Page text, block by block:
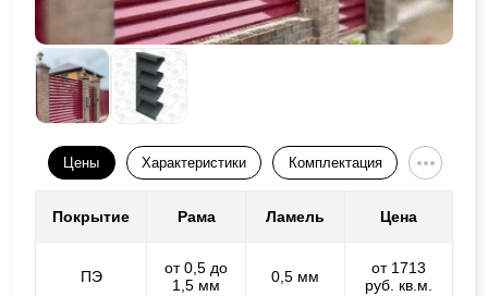
Цены Характеристики Комплектация
Покрытие Рама Ламель Цена
ПЭ
от 0,5 до
1,5 мм
0,5 мм
от 1713
руб. кв.м.